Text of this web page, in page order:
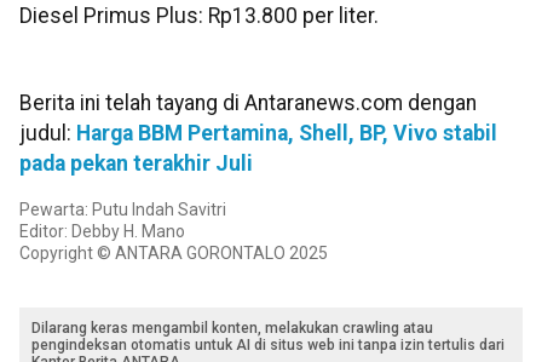
Diesel Primus Plus: Rp13.800 per liter.
Berita ini telah tayang di Antaranews.com dengan
judul: Harga BBM Pertamina, Shell, BP, Vivo stabil
pada pekan terakhir Juli
Pewarta: Putu Indah Savitri
Editor: Debby H. Mano
Copyright © ANTARA GORONTALO 2025
Dilarang keras mengambil konten, melakukan crawling atau
pengindeksan otomatis untuk AI di situs web ini tanpa izin tertulis dari